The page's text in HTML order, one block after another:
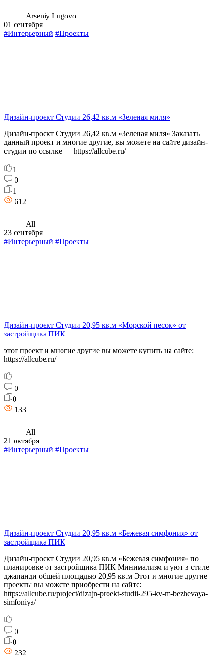
Arseniy Lugovoi
01 сентября
#Интерьерный #Проекты
Дизайн-проект Студии 26,42 кв.м «Зеленая миля»
Дизайн-проект Студии 26,42 кв.м «Зеленая миля» Заказать
данный проект и многие другие, вы можете на сайте дизайн-
студии по ссылке — https://allcube.ru/
1
0
1
612
All
23 сентября
#Интерьерный #Проекты
Дизайн-проект Студии 20,95 кв.м «Морской песок» от
застройщика ПИК
этот проект и многие другие вы можете купить на сайте:
https://allcube.ru/
0
0
133
All
21 октября
#Интерьерный #Проекты
Дизайн-проект Студии 20,95 кв.м «Бежевая симфония» от
застройщика ПИК
Дизайн-проект Студии 20,95 кв.м «Бежевая симфония» по
планировке от застройщика ПИК Минимализм и уют в стиле
джапанди общей площадью 20,95 кв.м Этот и многие другие
проекты вы можете приобрести на сайте:
https://allcube.ru/project/dizajn-proekt-studii-295-kv-m-bezhevaya-
simfoniya/
0
0
232